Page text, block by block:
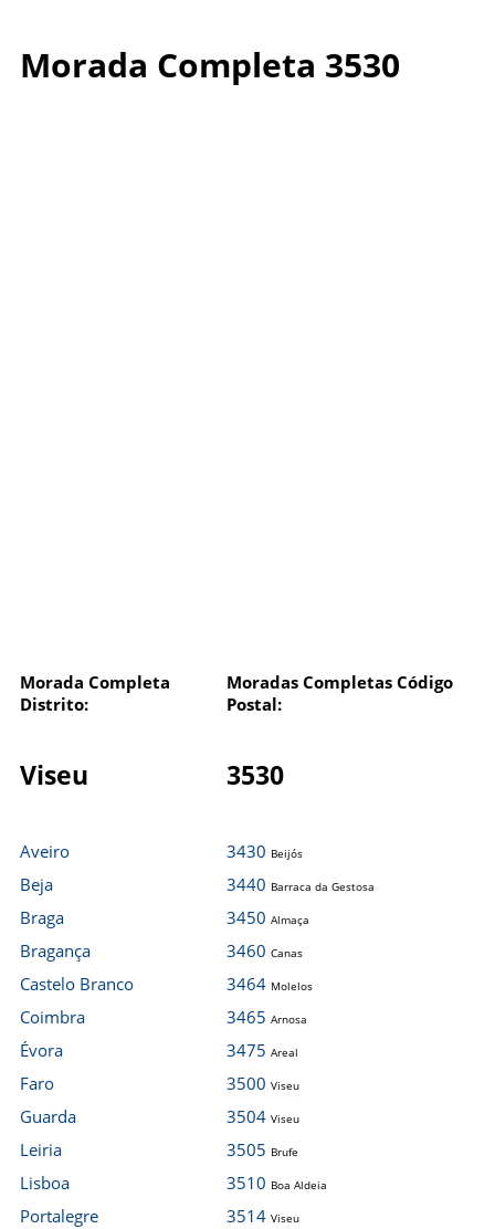
Morada Completa 3530
Morada Completa
Distrito:
Moradas Completas Código
Postal:
Viseu 3530
Aveiro
Beja
Braga
Bragança
Castelo Branco
Coimbra
Évora
Faro
Guarda
Leiria
Lisboa
Portalegre
3430 Beijós
3440 Barraca da Gestosa
3450 Almaça
3460 Canas
3464 Molelos
3465 Arnosa
3475 Areal
3500 Viseu
3504 Viseu
3505 Brufe
3510 Boa Aldeia
3514 Viseu